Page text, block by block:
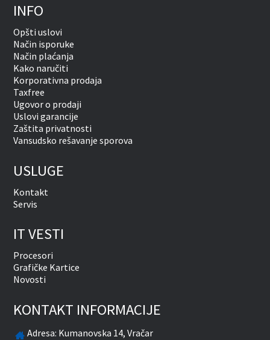
INFO
Opšti uslovi
Način isporuke
Način plaćanja
Kako naručiti
Korporativna prodaja
Taxfree
Ugovor o prodaji
Uslovi garancije
Zaštita privatnosti
Vansudsko rešavanje sporova
USLUGE
Kontakt
Servis
IT VESTI
Procesori
Grafičke Kartice
Novosti
KONTAKT INFORMACIJE
Adresa: Kumanovska 14, Vračar